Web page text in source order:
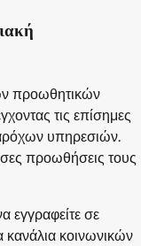
προωθητικών
τις επίσημες
υπηρεσιών.
προωθήσεις τους
εγγραφείτε σε
κανάλια κοινωνικών